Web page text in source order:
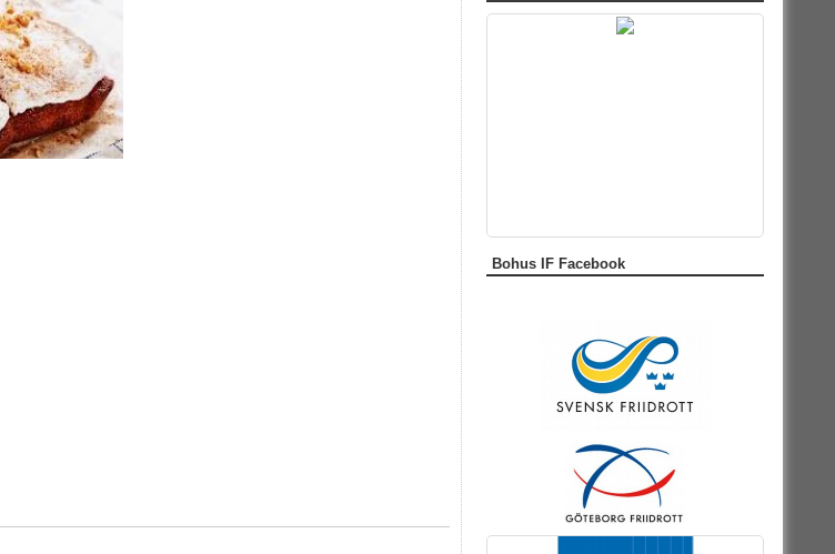
Bohus IF Facebook